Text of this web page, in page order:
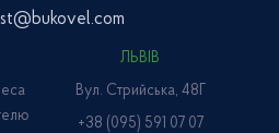
ЛЬВІВ
Вул. Стрийська, 48Г
+38 (095) 591 07 07